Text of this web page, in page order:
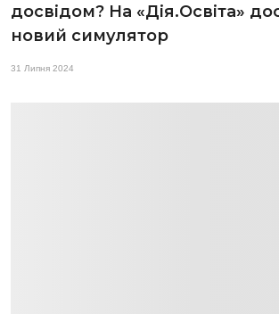
досвідом? На «Дія.Освіта»
новий симулятор
31 Липня 2024